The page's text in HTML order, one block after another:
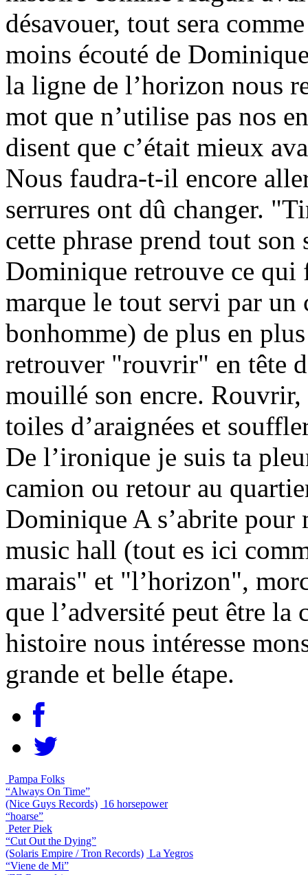
désavouer, tout sera
moins écouté de
la ligne de l’horizon nous
mot que n’utilise pas nos
disent que c’était mieux
Nous faudra-t-il encore
serrures ont dû changer.
cette phrase prend tout
Dominique retrouve ce qui
marque le tout servi par un
bonhomme) de plus en
retrouver "rouvrir" en tête
mouillé son encre.
toiles d’araignées et
De l’ironique je suis ta
camion ou retour au
Dominique A s’abrite
music hall (tout es ici
marais" et "l’horizon",
que l’adversité peut être la
histoire nous intéresse
grande et belle étape.
Pampa Folks
“Always On Time”
(Nice Guys Records) 16 horsepower
“hoarse”
Peter Piek
“Cut Out the Dying”
(Solaris Empire / Tron Records) La Yegros
“Viene de Mi”